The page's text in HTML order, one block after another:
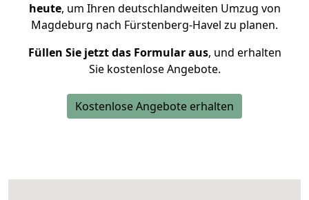
heute, um Ihren deutschlandweiten Umzug von
Magdeburg nach Fürstenberg-Havel zu planen.
Füllen Sie jetzt das Formular aus, und erhalten
Sie kostenlose Angebote.
Kostenlose Angebote erhalten